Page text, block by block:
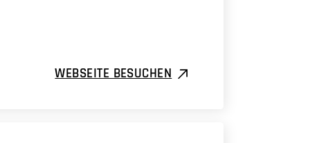
WEBSEITE BESUCHEN